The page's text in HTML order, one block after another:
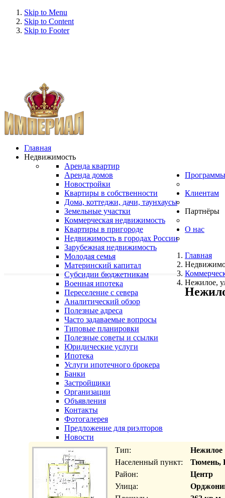
Skip to Menu
Skip to Content
Skip to Footer
Главная
Недвижимость
Аренда квартир
Аренда домов
Новостройки
Квартиры в собственности
Дома, коттеджи, дачи, таунхаусы
Земельные участки
Коммерческая недвижимость
Квартиры в пригороде
Недвижимость в городах России
Зарубежная недвижимость
Программы
Молодая семья
Материнский капитал
Субсидии бюджетникам
Военная ипотека
Переселение с севера
Клиентам
Аналитический обзор
Полезные адреса
Часто задаваемые вопросы
Типовые планировки
Полезные советы и ссылки
Юридические услуги
Ипотека
Услуги ипотечного брокера
Партнёры
Банки
Застройщики
Организации
О нас
Объявления
Контакты
Фотогалерея
Предложение для риэлторов
Новости
Главная
Нежилое,
Тип:
Нежилое
Населенный пункт:
Тюмень,
Район:
Центр
Улица: